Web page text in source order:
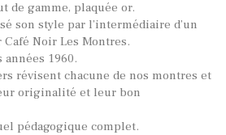
de gamme, plaquée or.
son style par l’intermédiaire d’un
Noir Les Montres.
1960.
révisent chacune de nos montres et
originalité et leur bon
pédagogique complet.